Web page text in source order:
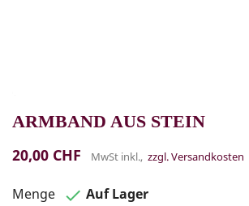
ARMBAND AUS STEIN
20,00 CHF MwSt inkl., zzgl. Versandkosten
Menge  Auf Lager